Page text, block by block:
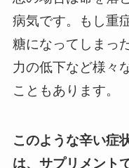
病気です。もし重
糖になってしまっ
力の低下など様々
こともあります。
このような辛い症
は、サプリメント